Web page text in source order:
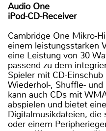
Audio One
iPod-CD-Receiver
Cambridge One Mikro-HiFi-System: Der One ist mit
einem leistungsstarken Verstärker
eine Leistung von 30
passend zu dem integrierten hochwertigen CD-
Spieler mit CD-Einschub (keine
Wiederhol-, Shuffle-
kann auch CDs mit WMA- oder MP3-Dateien
abspielen und bietet eine Volltextanzeige. Auf
Digitalmusikdateien, die
oder einem